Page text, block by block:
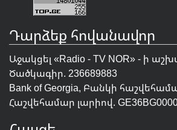
Դարձեք հովանավոր
Աջակցել «Radio - TV NOR» - ի
Ծածկագիր. 236689883
Bank of Georgia, Բանկի
Հաշվեհամար լարիով.